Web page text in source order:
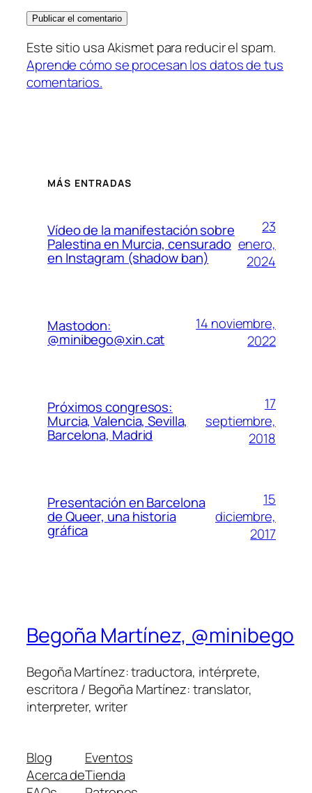
Este sitio usa Akismet para reducir el spam.
Aprende cómo se procesan los datos de tus
comentarios.
MÁS ENTRADAS
Vídeo de la manifestación sobre
Palestina en Murcia, censurado
en Instagram (shadow ban)
23
enero,
2024
Mastodon:
@minibego@xin.cat
14 noviembre,
2022
Próximos congresos:
Murcia, Valencia, Sevilla,
Barcelona, Madrid
17
septiembre,
2018
Presentación en Barcelona
de Queer, una historia
gráfica
15
diciembre,
2017
Begoña Martínez, @minibego
Begoña Martínez: traductora, intérprete,
escritora / Begoña Martínez: translator,
interpreter, writer
Blog
Acerca de
Eventos
Tienda